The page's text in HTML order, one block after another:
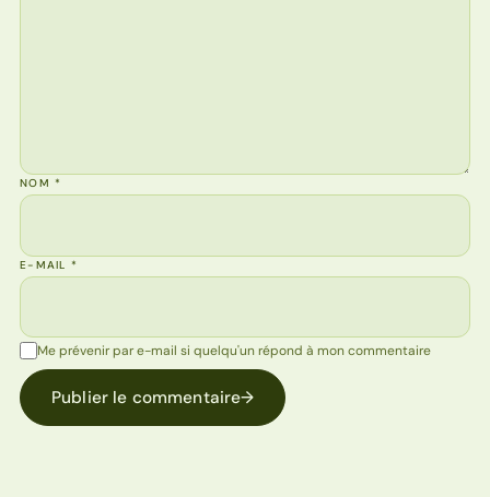
NOM*
E-MAIL*
Me prévenir par e-mail si quelqu'un répond à mon commentaire
Publier le commentaire→